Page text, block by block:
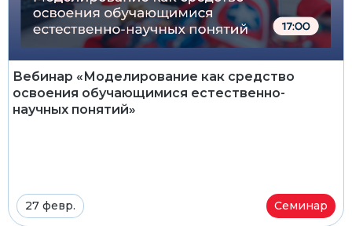
Вебинар «Моделирование как средство
освоения обучающимися естественно-
научных понятий»
27 февр. Семинар